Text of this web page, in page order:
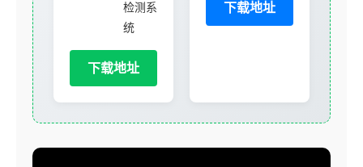
检测系
统
下载地址
下载地址